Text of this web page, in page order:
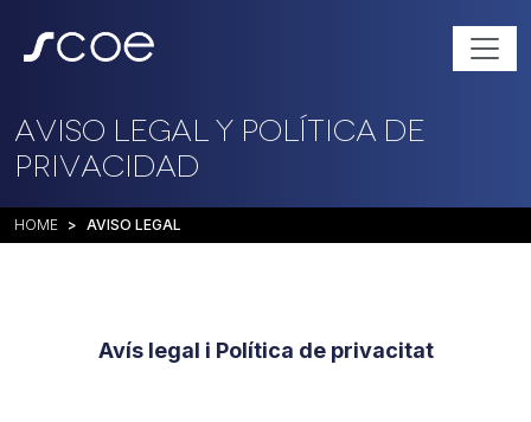
Aviso legal y Política de
privacidad
HOME AVISO LEGAL
Avís legal i Política de privacitat